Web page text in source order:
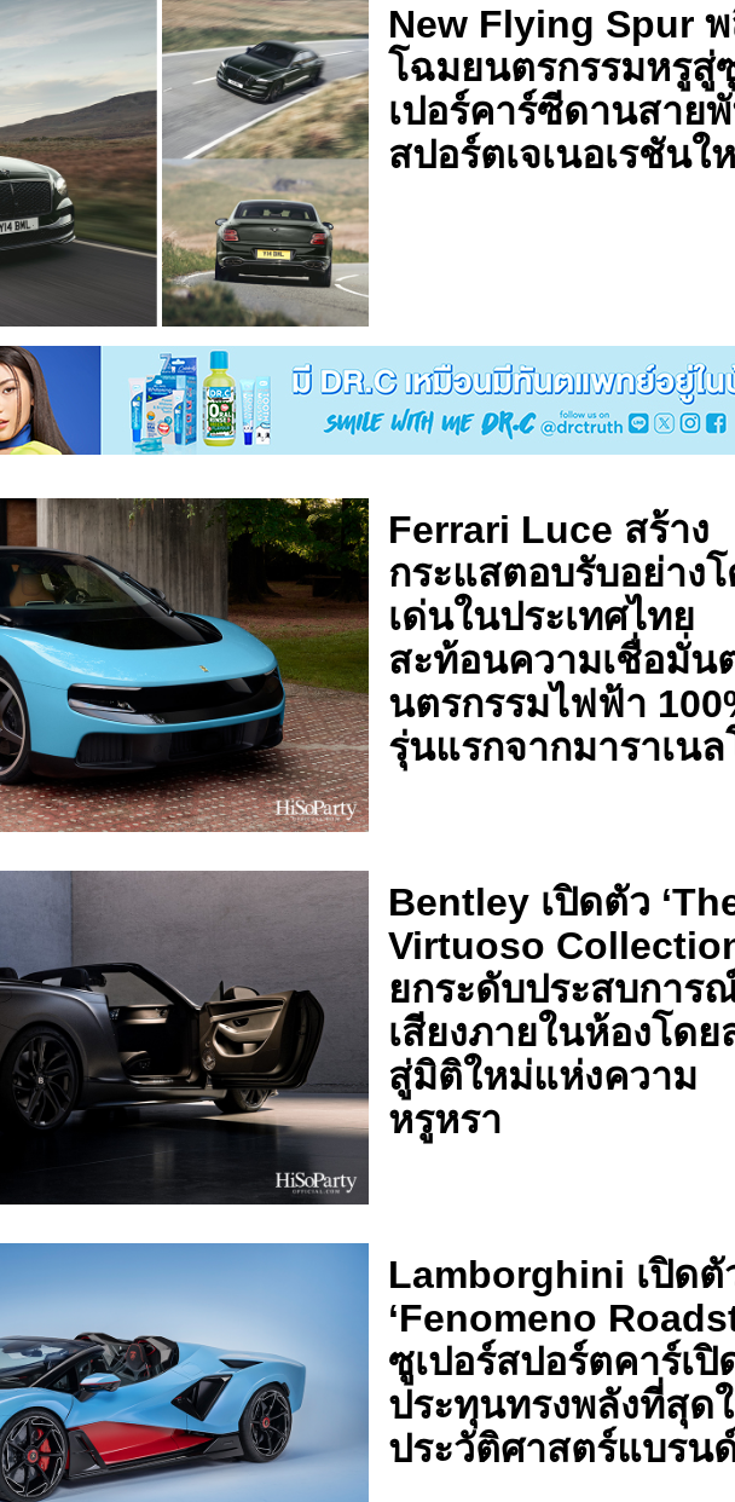
New Flying Spur
โฉมยนตรกรรมหรูสู่
เปอร์คาร์ซีดานสาย
สปอร์ตเจเนอเรชันใ
Ferrari Luce สร้าง
กระแสตอบรับอย่าง
เด่นในประเทศไทย
สะท้อนความเชื่อมั่น
นตรกรรมไฟฟ้า
รุ่นแรกจากมาราเนล
Bentley เปิดตัว
Virtuoso
ยกระดับประสบการ
เสียงภายในห้องโดย
สู่มิติใหม่แห่งความ
หรูหรา
Lamborghini เปิดตั
‘Fenomeno
ซูเปอร์สปอร์ตคาร์เปิ
ประทุนทรงพลังที่สุด
ประวัติศาสตร์แบรน